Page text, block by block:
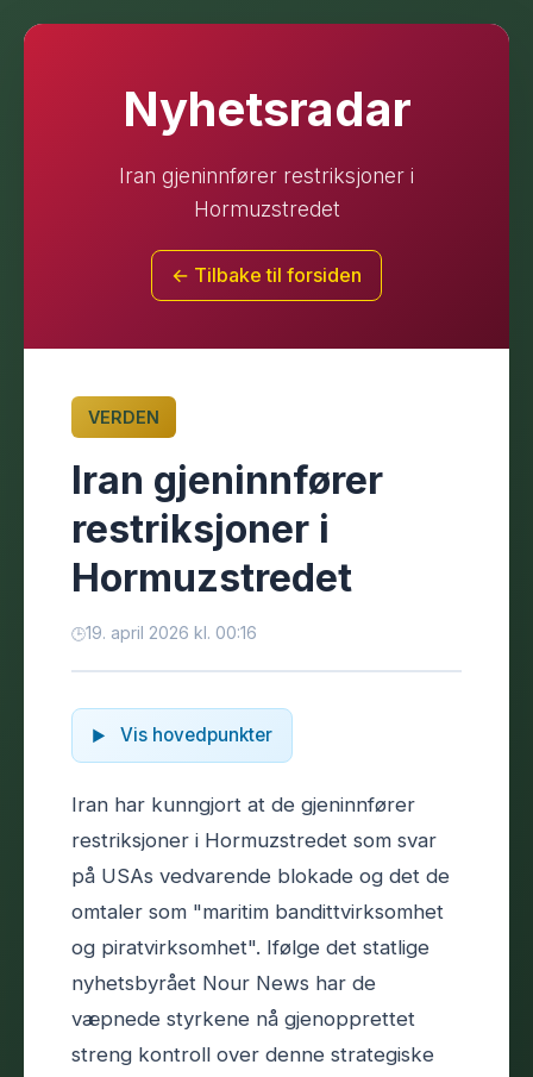
Nyhetsradar
Iran gjeninnfører restriksjoner i
Hormuzstredet
← Tilbake til forsiden
VERDEN
Iran gjeninnfører
restriksjoner i
Hormuzstredet
19. april 2026 kl. 00:16
Vis hovedpunkter
Iran har kunngjort at de gjeninnfører
restriksjoner i Hormuzstredet som svar
på USAs vedvarende blokade og det de
omtaler som "maritim bandittvirksomhet
og piratvirksomhet". Ifølge det statlige
nyhetsbyrået Nour News har de
væpnede styrkene nå gjenopprettet
streng kontroll over denne strategiske